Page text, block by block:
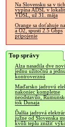
Na Slovensku sa v
vypína ADSL v
VDSL, už 31. mája
Orange sa doťahuje
a O2, spustí 2.5 Gbps
pripojenie
Top správy
Alza nasadila dve
jednu užitočnú a jednu
kontroverznú
Maďarsko jadrovú
nakoniec kompletne
neodstavilo,
tok Dunaja
Ďalšia jadrová
južne od Slovenska
kvôli teplu znížiť